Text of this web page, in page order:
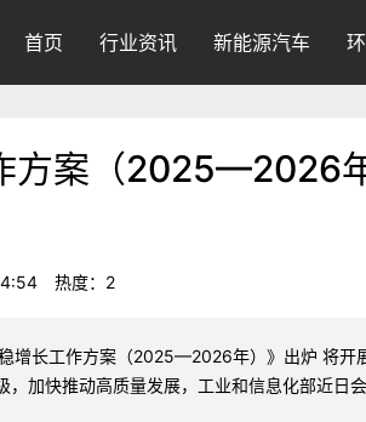
首页 行业资讯 新能源汽车
方案（2025—2026
热度：2
增长工作方案（2025—2026年）》出炉 将开
加快推动高质量发展，工业和信息化部近